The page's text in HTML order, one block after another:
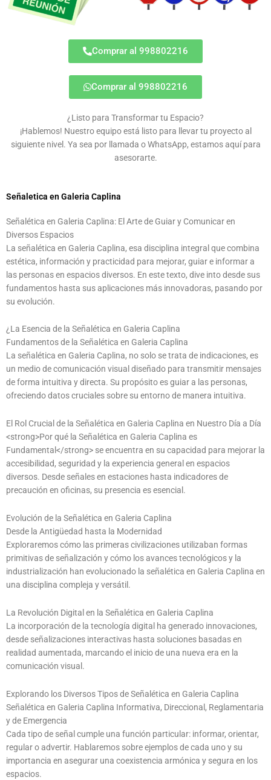
Comprar al 998802216
Comprar al 998802216
¿Listo para Transformar tu Espacio?
¡Hablemos! Nuestro equipo está listo para llevar tu proyecto al
siguiente nivel. Ya sea por llamada o WhatsApp, estamos aquí para
asesorarte.
Señaletica en Galeria Caplina
Señalética en Galeria Caplina: El Arte de Guiar y Comunicar en
Diversos Espacios
La señalética en Galeria Caplina, esa disciplina integral que combina
estética, información y practicidad para mejorar, guiar e informar a
las personas en espacios diversos. En este texto, dive into desde sus
fundamentos hasta sus aplicaciones más innovadoras, pasando por
su evolución.
¿La Esencia de la Señalética en Galeria Caplina
Fundamentos de la Señalética en Galeria Caplina
La señalética en Galeria Caplina, no solo se trata de indicaciones, es
un medio de comunicación visual diseñado para transmitir mensajes
de forma intuitiva y directa. Su propósito es guiar a las personas,
ofreciendo datos cruciales sobre su entorno de manera intuitiva.
El Rol Crucial de la Señalética en Galeria Caplina en Nuestro Día a Día
<strong>Por qué la Señalética en Galeria Caplina es
Fundamental</strong> se encuentra en su capacidad para mejorar la
accesibilidad, seguridad y la experiencia general en espacios
diversos. Desde señales en estaciones hasta indicadores de
precaución en oficinas, su presencia es esencial.
Evolución de la Señalética en Galeria Caplina
Desde la Antigüedad hasta la Modernidad
Exploraremos cómo las primeras civilizaciones utilizaban formas
primitivas de señalización y cómo los avances tecnológicos y la
industrialización han evolucionado la señalética en Galeria Caplina en
una disciplina compleja y versátil.
La Revolución Digital en la Señalética en Galeria Caplina
La incorporación de la tecnología digital ha generado innovaciones,
desde señalizaciones interactivas hasta soluciones basadas en
realidad aumentada, marcando el inicio de una nueva era en la
comunicación visual.
Explorando los Diversos Tipos de Señalética en Galeria Caplina
Señalética en Galeria Caplina Informativa, Direccional, Reglamentaria
y de Emergencia
Cada tipo de señal cumple una función particular: informar, orientar,
regular o advertir. Hablaremos sobre ejemplos de cada uno y su
importancia en asegurar una coexistencia armónica y segura en los
espacios.